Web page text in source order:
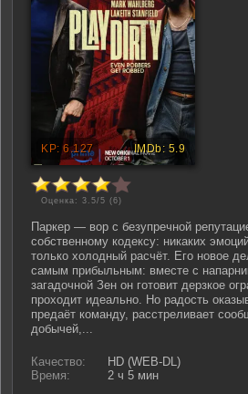
Оценка: 3.5/5 (6)
Паркер — вор с безупречной
собственному кодексу: никаких
только холодный расчёт. Его новое
самым прибыльным: вместе с
загадочной Зен он готовит дерзкое
проходит идеально. Но радость
предаёт команду, расстреливает
добычей,...
Качество:
HD (WEB-DL)
Время:
2 ч 5 мин